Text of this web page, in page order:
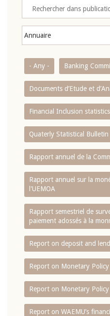
- Any - Banking
Documents d’Etude et
Financial Inclusion
Quaterly Statistical Bulletin
Rapport annuel de la
Rapport annuel sur la
l'UEMOA
Rapport semestriel de
paiement adossés à la
Report on deposit and
Report on Monetary Policy
Report on Monetary Policy
Report on WAEMU’s